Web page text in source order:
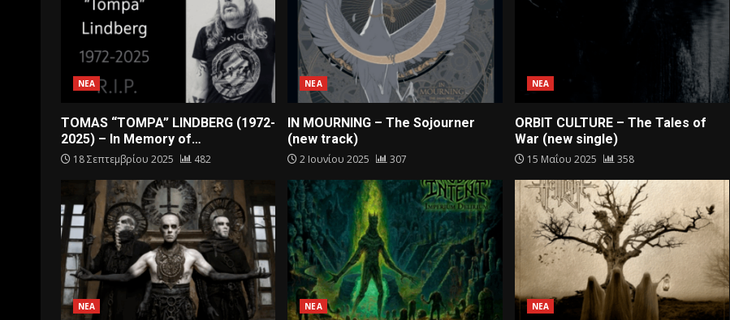
ΝΕΑ
TOMAS “TOMPA” LINDBERG (1972-
2025) – In Memory of…
18 Σεπτεμβρίου 2025 482
ΝΕΑ
IN MOURNING – The Sojourner
(new track)
2 Ιουνίου 2025 307
ΝΕΑ
ORBIT CULTURE – The Tales of
War (new single)
15 Μαΐου 2025 358
ΝΕΑ ΝΕΑ ΝΕΑ